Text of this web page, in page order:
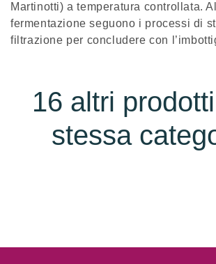
Martinotti) a temperatura controllata.
fermentazione seguono i processi di
filtrazione per concludere con
16 altri
stessa